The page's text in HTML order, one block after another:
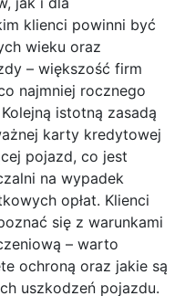
klienci powinni być
wieku oraz
– większość firm
najmniej rocznego
istotną zasadą
karty kredytowej
pojazd, co jest
na wypadek
opłat. Klienci
się z warunkami
– warto
ochroną oraz jakie są
uszkodzeń pojazdu.